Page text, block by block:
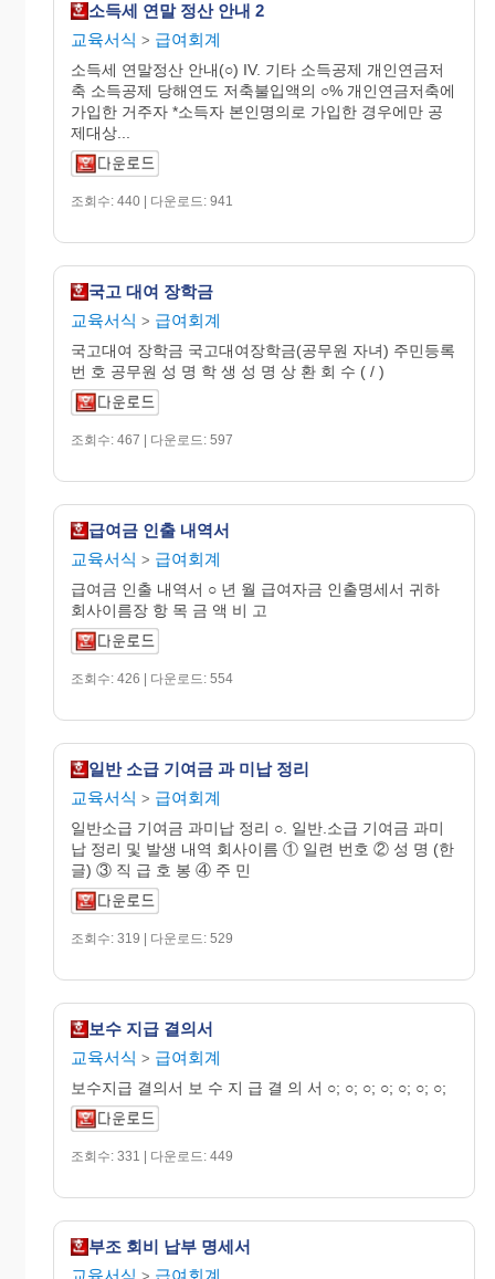
소득세 연말 정산 안내 2
교육서식 > 급여회계
소득세 연말정산 안내(○) IV. 기타 소득공제 개인연금저
축 소득공제 당해연도 저축불입액의 ○% 개인연금저축에
가입한 거주자 *소득자 본인명의로 가입한 경우에만 공
제대상...
조회수: 440 | 다운로드: 941
국고 대여 장학금
교육서식 > 급여회계
국고대여 장학금 국고대여장학금(공무원 자녀) 주민등록
번 호 공무원 성 명 학 생 성 명 상 환 회 수 ( / )
조회수: 467 | 다운로드: 597
급여금 인출 내역서
교육서식 > 급여회계
급여금 인출 내역서 ○ 년 월 급여자금 인출명세서 귀하
회사이름장 항 목 금 액 비 고
조회수: 426 | 다운로드: 554
일반 소급 기여금 과 미납 정리
교육서식 > 급여회계
일반소급 기여금 과미납 정리 ○. 일반.소급 기여금 과미
납 정리 및 발생 내역 회사이름 ① 일련 번호 ② 성 명 (한
글) ③ 직 급 호 봉 ④ 주 민
조회수: 319 | 다운로드: 529
보수 지급 결의서
교육서식 > 급여회계
보수지급 결의서 보 수 지 급 결 의 서 ○; ○; ○; ○; ○; ○; ○;
조회수: 331 | 다운로드: 449
부조 회비 납부 명세서
교육서식
급여회계